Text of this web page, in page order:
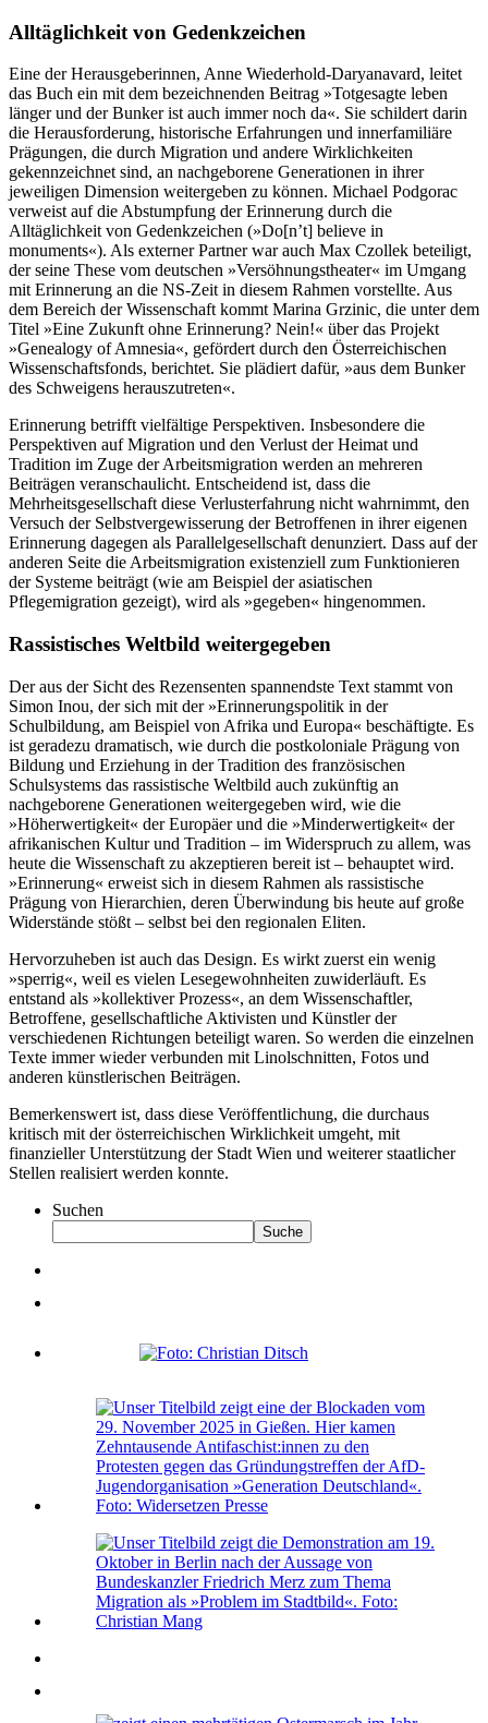
Alltäglichkeit von Gedenkzeichen
Eine der Herausgeberinnen, Anne Wiederhold-Daryanavard, leitet
das Buch ein mit dem bezeichnenden Beitrag »Totgesagte leben
länger und der Bunker ist auch immer noch da«. Sie schildert darin
die Herausforderung, historische Erfahrungen und innerfamiliäre
Prägungen, die durch Migration und andere Wirklichkeiten
gekennzeichnet sind, an nachgeborene Generationen in ihrer
jeweiligen Dimension weitergeben zu können. Michael Podgorac
verweist auf die Abstumpfung der Erinnerung durch die
Alltäglichkeit von Gedenkzeichen (»Do[n’t] believe in
monuments«). Als externer Partner war auch Max Czollek beteiligt,
der seine These vom deutschen »Versöhnungstheater« im Umgang
mit Erinnerung an die NS-Zeit in diesem Rahmen vorstellte. Aus
dem Bereich der Wissenschaft kommt Marina Grzinic, die unter dem
Titel »Eine Zukunft ohne Erinnerung? Nein!« über das Projekt
»Genealogy of Amnesia«, gefördert durch den Österreichischen
Wissenschaftsfonds, berichtet. Sie plädiert dafür, »aus dem Bunker
des Schweigens herauszutreten«.
Erinnerung betrifft vielfältige Perspektiven. Insbesondere die
Perspektiven auf Migration und den Verlust der Heimat und
Tradition im Zuge der Arbeitsmigration werden an mehreren
Beiträgen veranschaulicht. Entscheidend ist, dass die
Mehrheitsgesellschaft diese Verlusterfahrung nicht wahrnimmt, den
Versuch der Selbstvergewisserung der Betroffenen in ihrer eigenen
Erinnerung dagegen als Parallelgesellschaft denunziert. Dass auf der
anderen Seite die Arbeitsmigration existenziell zum Funktionieren
der Systeme beiträgt (wie am Beispiel der asiatischen
Pflegemigration gezeigt), wird als »gegeben« hingenommen.
Rassistisches Weltbild weitergegeben
Der aus der Sicht des Rezensenten spannendste Text stammt von
Simon Inou, der sich mit der »Erinnerungspolitik in der
Schulbildung, am Beispiel von Afrika und Europa« beschäftigte. Es
ist geradezu dramatisch, wie durch die postkoloniale Prägung von
Bildung und Erziehung in der Tradition des französischen
Schulsystems das rassistische Weltbild auch zukünftig an
nachgeborene Generationen weitergegeben wird, wie die
»Höherwertigkeit« der Europäer und die »Minderwertigkeit« der
afrikanischen Kultur und Tradition – im Widerspruch zu allem, was
heute die Wissenschaft zu akzeptieren bereit ist – behauptet wird.
»Erinnerung« erweist sich in diesem Rahmen als rassistische
Prägung von Hierarchien, deren Überwindung bis heute auf große
Widerstände stößt – selbst bei den regionalen Eliten.
Hervorzuheben ist auch das Design. Es wirkt zuerst ein wenig
»sperrig«, weil es vielen Lesegewohnheiten zuwiderläuft. Es
entstand als »kollektiver Prozess«, an dem Wissenschaftler,
Betroffene, gesellschaftliche Aktivisten und Künstler der
verschiedenen Richtungen beteiligt waren. So werden die einzelnen
Texte immer wieder verbunden mit Linolschnitten, Fotos und
anderen künstlerischen Beiträgen.
Bemerkenswert ist, dass diese Veröffentlichung, die durchaus
kritisch mit der österreichischen Wirklichkeit umgeht, mit
finanzieller Unterstützung der Stadt Wien und weiterer staatlicher
Stellen realisiert werden konnte.
Suchen
Suche